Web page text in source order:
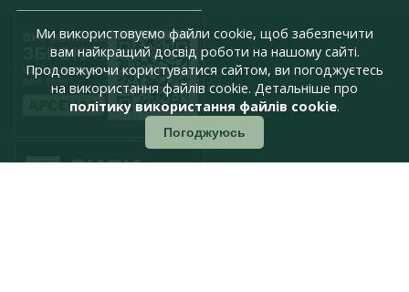
Ми використовуємо файли cookie, щоб забезпечити
вам найкращий досвід роботи на нашому сайті.
Продовжуючи користуватися сайтом, ви погоджуєтесь
на використання файлів cookie. Детальніше про
політику використання файлів cookie.
Погоджуюсь